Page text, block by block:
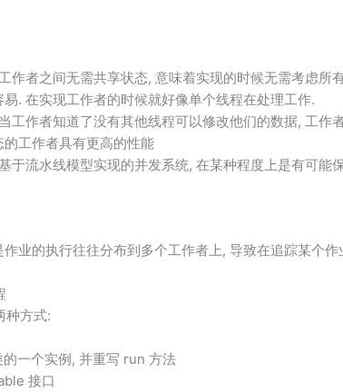
作者之间无需共享状态, 意味着实现的时候无需考虑
. 在实现工作者的时候就好像单个线程在处理工作.
工作者知道了没有其他线程可以修改他们的数据, 工
工作者具有更高的性能
于流水线模型实现的并发系统, 在某种程度上是有可能
业的执行往往分布到多个工作者上, 导致在追踪某个
种方式:
一个实例, 并重写 run 方法
接口